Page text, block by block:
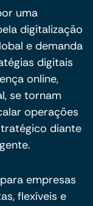
uma
digitalização
e demanda
digitais
online,
se tornam
operações
diante
empresas
flexíveis e